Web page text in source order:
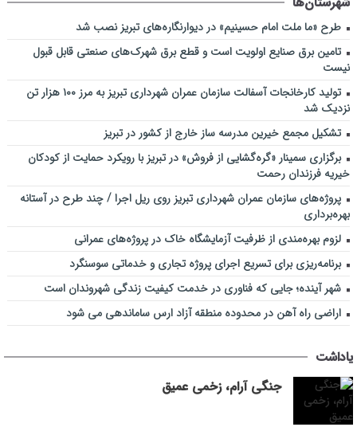
طرح «ما ملت امام حسینیم» در دیوارنگاره‌های تبریز نصب شد
تامین برق صنایع اولویت است و قطع برق شهرک‌های صنعتی قابل قبول
نیست
تولید کارخانجات آسفالت سازمان عمران شهرداری تبریز به مرز ۱۰۰ هزار تن
نزدیک شد
تشکیل مجمع خیرین مدرسه ‌ساز خارج از کشور در تبریز
برگزاری سمینار «گره‌گشایی از فروش» در تبریز با رویکرد حمایت از کودکان
خیریه فرزندان رحمت
پروژه‌های سازمان عمران شهرداری تبریز روی ریل اجرا / چند طرح در آستانه
بهره‌برداری
لزوم بهره‌مندی از ظرفیت آزمایشگاه خاک در پروژه‌های عمرانی
برنامه‌ریزی برای تسریع اجرای پروژه تجاری و خدماتی سوسنگرد
شهر آینده؛ جایی که فناوری در خدمت کیفیت زندگی شهروندان است
اراضی راه آهن در محدوده منطقه آزاد ارس ساماندهی می شود
یاداشت
جنگی آرام، زخمی عمیق